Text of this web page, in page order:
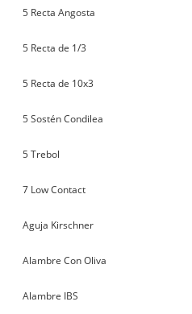
5 Recta Angosta
5 Recta de 1/3
5 Recta de 10x3
5 Sostén Condilea
5 Trebol
7 Low Contact
Aguja Kirschner
Alambre Con Oliva
Alambre IBS